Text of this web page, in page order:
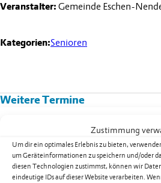
Zustimmung
Um dir ein optimales Erlebnis zu bieten,
um Geräteinformationen zu speichern und/oder
diesen Technologien zustimmst, können wir
eindeutige IDs auf dieser Website verarbeiten.
Veranstalter: Gemeinde Eschen-
Kategorien:Senioren
Weitere Termine
Kurs 08B02: Yoga für
Nendeln
Datum:17.08.2026
Uhrzeit:19.30-20.30Uhr